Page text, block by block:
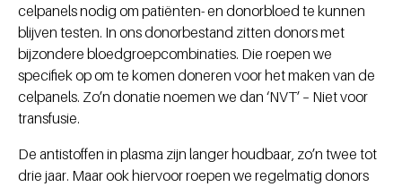
celpanels nodig om patiënten- en donorbloed te kunnen
blijven testen. In ons donorbestand zitten donors met
bijzondere bloedgroepcombinaties. Die roepen we
specifiek op om te komen doneren voor het maken van de
celpanels. Zo’n donatie noemen we dan ‘NVT’ – Niet voor
transfusie.
De antistoffen in plasma zijn langer houdbaar, zo’n twee tot
drie jaar. Maar ook hiervoor roepen we regelmatig donors